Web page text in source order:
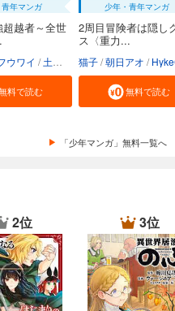
年マンガ
越者～全世
ウワイ 土田健太 3rd Ie maruco
料で読む
少年・青年マンガ
2周目冒険者は隠し
ス〈重力...
猫子 朝日アオ
無料で読む
「少年マンガ」無料一覧へ
2位 3位